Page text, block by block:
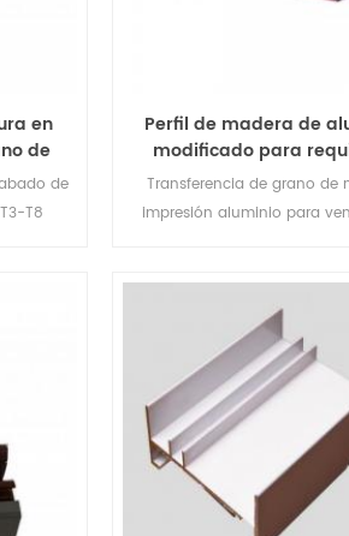
en
de
de
T8
Perfil de madera de
modificado para
particulares de la
transferencia de
Transferencia de grano de
impresión aluminio para